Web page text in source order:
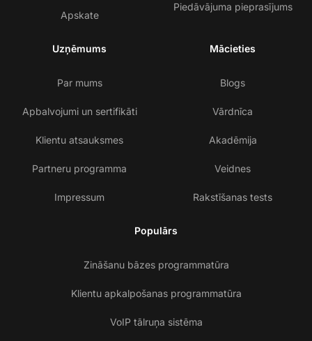
Apskate
Piedāvājuma pieprasījums
Uzņēmums
Par mums
Apbalvojumi un sertifikāti
Klientu atsauksmes
Partneru programma
Impressum
Mācieties
Blogs
Vārdnīca
Akadēmija
Veidnes
Rakstīšanas tests
Populārs
Zināšanu bāzes programmatūra
Klientu apkalpošanas programmatūra
VoIP tālruņa sistēma